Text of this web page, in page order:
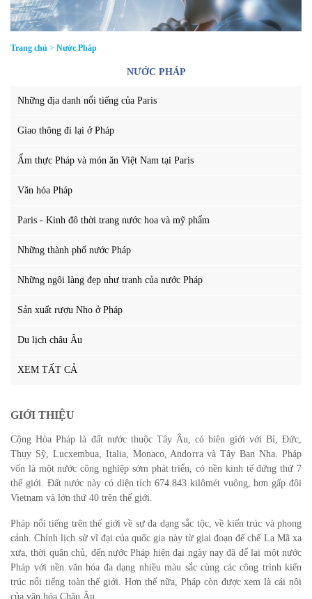
Trang chủ > Nước Pháp
NƯỚC PHÁP
Những địa danh nổi tiếng của Paris
Giao thông đi lại ở Pháp
Ẩm thực Pháp và món ăn Việt Nam tại Paris
Văn hóa Pháp
Paris - Kinh đô thời trang nước hoa và mỹ phẩm
Những thành phố nước Pháp
Những ngôi làng đẹp như tranh của nước Pháp
Sản xuất rượu Nho ở Pháp
Du lịch châu Âu
XEM TẤT CẢ
GIỚI THIỆU
Cộng Hòa Pháp là đất nước thuộc Tây Âu, có biên giới với Bỉ, Đức,
Thụy Sỹ, Lucxembua, Italia, Monaco, Andorra và Tây Ban Nha. Pháp
vốn là một nước công nghiệp sớm phát triển, có nền kinh tế đứng thứ 7
thế giới. Đất nước này có diện tích 674.843 kilômét vuông, hơn gấp đôi
Vietnam và lớn thứ 40 trên thế giới.
Pháp nổi tiếng trên thế giới về sự đa dạng sắc tộc, về kiến trúc và phong
cảnh. Chính lịch sử vĩ đại của quốc gia này từ giai đoạn đế chế La Mã xa
xưa, thời quân chủ, đến nước Pháp hiện đại ngày nay đã để lại một nước
Pháp với nền văn hóa đa dạng nhiều màu sắc cùng các công trình kiến
trúc nổi tiếng toàn thế giới. Hơn thế nữa, Pháp còn được xem là cái nôi
của văn hóa Châu Âu.